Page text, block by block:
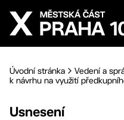
Přejít na hlavní obsah
Úvodní stránka Vedení a
k návrhu na využití
Usnesení